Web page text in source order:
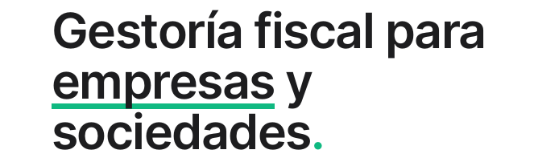
Gestoría fiscal para
empresas y
sociedades.